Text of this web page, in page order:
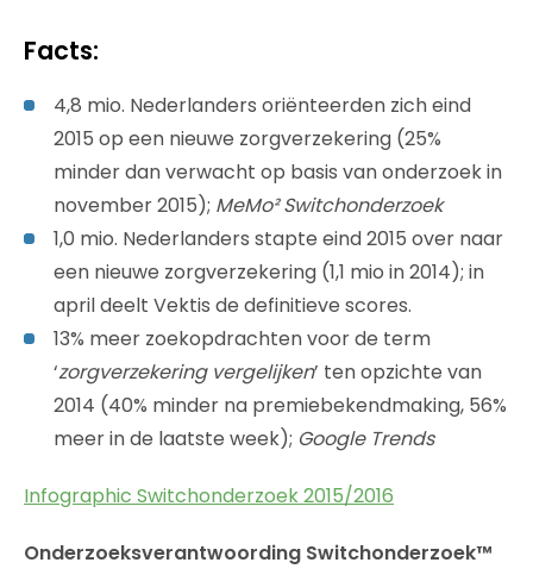
Facts:
4,8 mio. Nederlanders oriënteerden zich eind
2015 op een nieuwe zorgverzekering (25%
minder dan verwacht op basis van onderzoek in
november 2015); MeMo² Switchonderzoek
1,0 mio. Nederlanders stapte eind 2015 over naar
een nieuwe zorgverzekering (1,1 mio in 2014); in
april deelt Vektis de definitieve scores.
13% meer zoekopdrachten voor de term
‘zorgverzekering vergelijken’ ten opzichte van
2014 (40% minder na premiebekendmaking, 56%
meer in de laatste week); Google Trends
Infographic Switchonderzoek 2015/2016
Onderzoeksverantwoording Switchonderzoek™